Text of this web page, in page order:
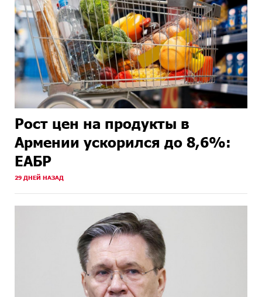
Рост цен на продукты в
Армении ускорился до 8,6%:
ЕАБР
29 ДНЕЙ НАЗАД